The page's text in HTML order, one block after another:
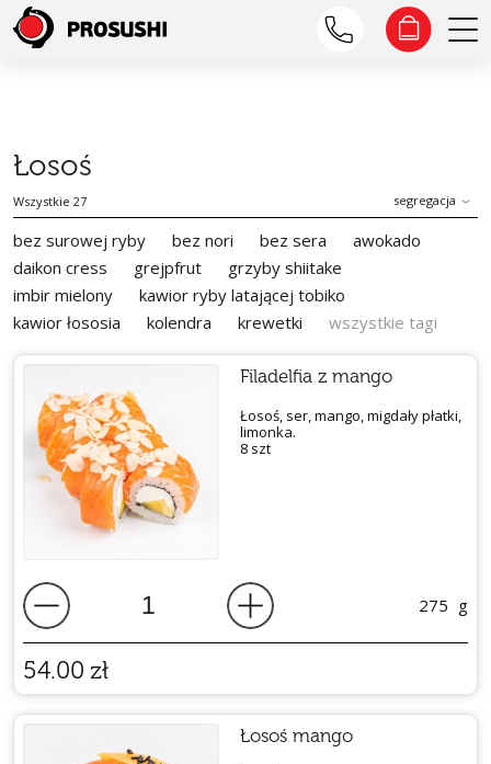
Łosoś
Wszystkie 27 segregacja
bez surowej ryby bez nori bez sera
awokado
daikon cress
grejpfrut
grzyby shiitake
imbir mielony
kawior ryby latającej tobiko
kawior łososia
kolendra krewetki wszystkie tagi
Filadelfia z mango
Łosoś, ser, mango, migdały płatki,
limonka.
8 szt
275 g
54.00 zł
Łosoś mango